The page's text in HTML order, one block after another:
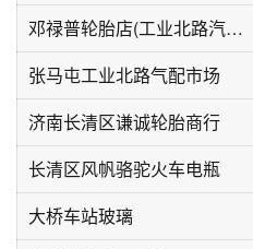
邓禄普轮胎店(工业北路汽配市场店)
张马屯工业北路气配市场
济南长清区谦诚轮胎商行
长清区风帆骆驼火车电瓶
大桥车站玻璃